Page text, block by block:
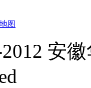
图
安